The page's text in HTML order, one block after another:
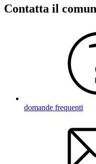
Contatta il
domande frequenti